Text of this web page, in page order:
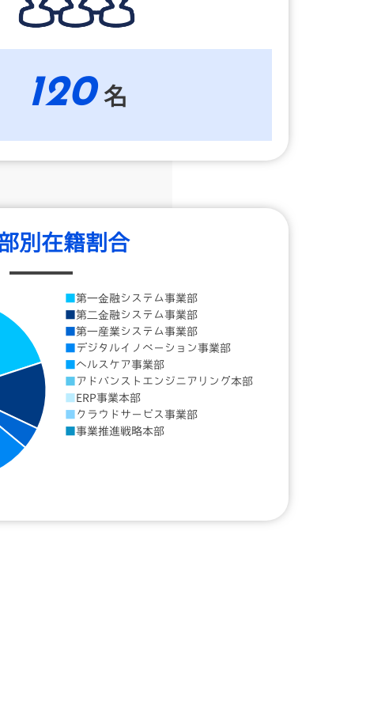
120 名
別在籍割合
第一金融システム事業部
第二金融システム事業部
第一産業システム事業部
デジタルイノベーション事業部
ヘルスケア事業部
アドバンストエンジニアリング本部
ERP事業本部
クラウドサービス事業部
事業推進戦略本部